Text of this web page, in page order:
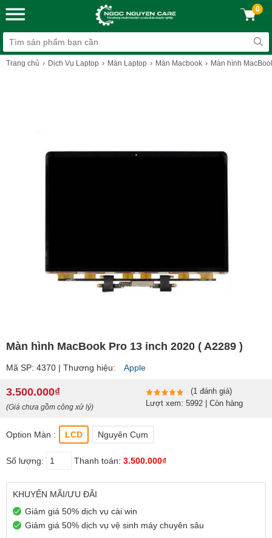
0
Trang chủ Dịch Vụ Laptop Màn Laptop Màn Macbook Màn hình
Màn hình MacBook Pro 13 inch 2020 ( A2289 )
Mã SP: 4370 | Thương hiệu: Apple
3.500.000₫
(Giá chưa gồm công xử lý)
(1 đánh giá)
Lượt xem: 5992 | Còn hàng
Option Màn : LCD Nguyên Cụm
Số lượng: Thanh toán: 3.500.000₫
KHUYẾN MÃI/ƯU ĐÃI
Giảm giá 50% dịch vụ cài win
Giảm giá 50% dịch vụ vệ sinh máy chuyên sâu